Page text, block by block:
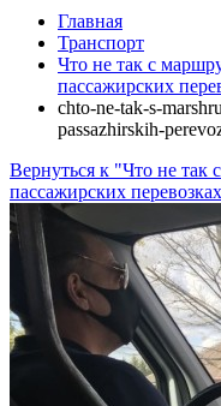
Главная
Транспорт
Что не так с
пассажирских
chto-ne-tak-s-
passazhirskih-
Вернуться к "Что не так
пассажирских